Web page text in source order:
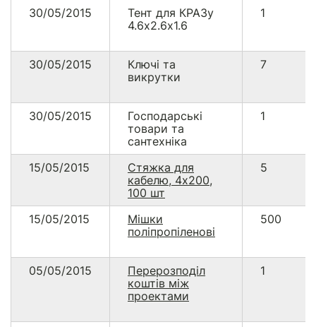
30/05/2015
Тент для КРАЗу
4.6х2.6х1.6
1
30/05/2015
Ключі та
викрутки
7
30/05/2015
Господарські
товари та
сантехніка
1
15/05/2015
Стяжка для
кабелю, 4х200,
100 шт
5
15/05/2015
Мішки
поліпропіленові
500
05/05/2015
Перерозподіл
коштів між
проектами
1